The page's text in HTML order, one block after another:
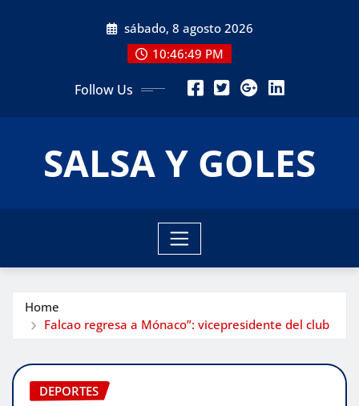
sábado, 8 agosto 2026
10:46:51 PM
Follow Us
SALSA Y GOLES
Home
Falcao regresa a Mónaco”: vicepresidente del club
DEPORTES